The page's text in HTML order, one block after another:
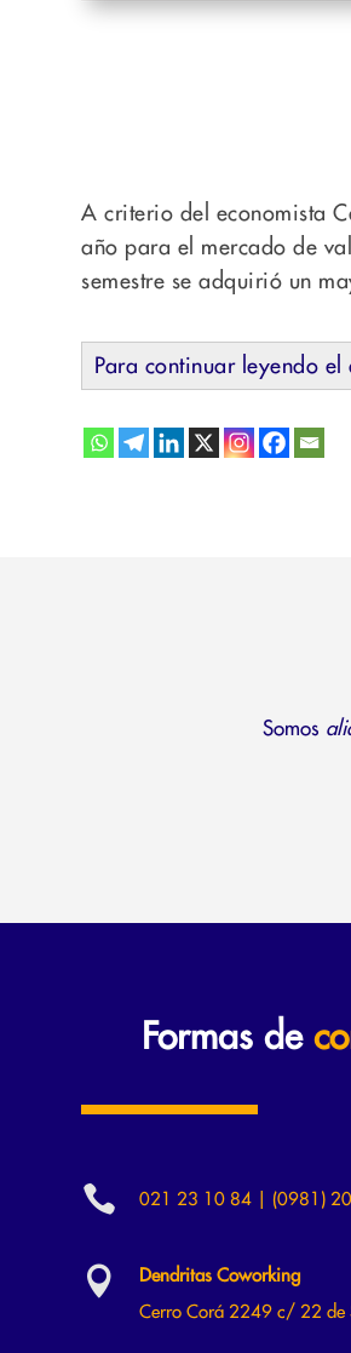
A criterio del economista
año para el mercado de
semestre se adquirió un
Para continuar leyendo
Somos
Formas de
 021 23 10 84 | (0981)

Dendritas Coworking
Cerro Corá 2249 c/ 22 de